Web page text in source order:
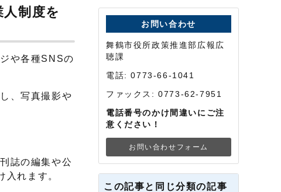
制度を
や各種SNSの
、写真撮影や
誌の編集や公
れます。
お問い合わせ
舞鶴市役所政策推進部広報広
聴課
電話: 0773-66-1041
ファックス: 0773-62-7951
電話番号のかけ間違いにご注
意ください！
お問い合わせフォーム
この記事と同じ分類の記事